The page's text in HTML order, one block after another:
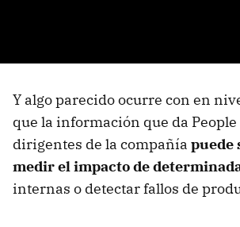
Y algo parecido ocurre con en
que la información que da
dirigentes de la compañía puede
medir el impacto de
internas o detectar fallos de